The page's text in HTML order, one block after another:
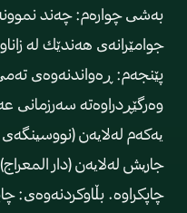
به‌شی چواره‌م: چه‌ند
جوامێرانه‌ی هه‌ندێك له‌
پێنجه‌م: ڕه‌واندنه‌وه‌ی
وه‌رگێڕدراوه‌ته‌ سه‌رزمانی